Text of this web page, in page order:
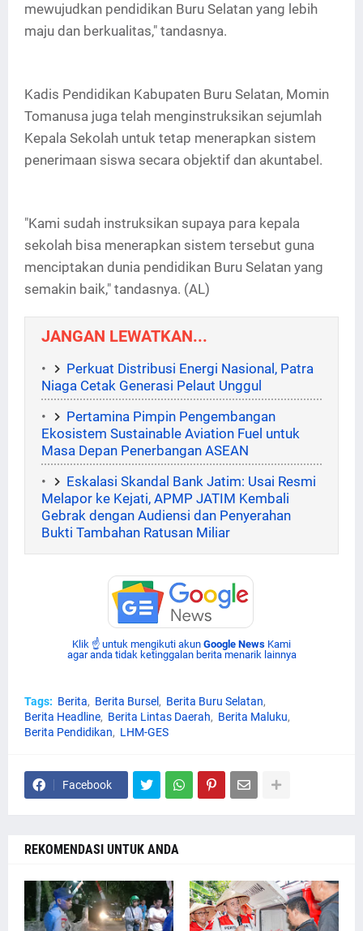
mewujudkan pendidikan Buru Selatan yang lebih
maju dan berkualitas," tandasnya.
Kadis Pendidikan Kabupaten Buru Selatan, Momin
Tomanusa juga telah menginstruksikan sejumlah
Kepala Sekolah untuk tetap menerapkan sistem
penerimaan siswa secara objektif dan akuntabel.
"Kami sudah instruksikan supaya para kepala
sekolah bisa menerapkan sistem tersebut guna
menciptakan dunia pendidikan Buru Selatan yang
semakin baik," tandasnya. (AL)
JANGAN LEWATKAN...
Perkuat Distribusi Energi Nasional, Patra
Niaga Cetak Generasi Pelaut Unggul
Pertamina Pimpin Pengembangan
Ekosistem Sustainable Aviation Fuel untuk
Masa Depan Penerbangan ASEAN
Eskalasi Skandal Bank Jatim: Usai Resmi
Melapor ke Kejati, APMP JATIM Kembali
Gebrak dengan Audiensi dan Penyerahan
Bukti Tambahan Ratusan Miliar
Klik ☝ untuk mengikuti akun Google News Kami
agar anda tidak ketinggalan berita menarik lainnya
Tags: Berita Berita Bursel
Berita Buru Selatan
Berita Headline
Berita Lintas Daerah
Berita Maluku
Berita Pendidikan
LHM-GES
Facebook
REKOMENDASI UNTUK ANDA